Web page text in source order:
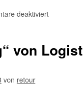
deaktiviert
von
von retour